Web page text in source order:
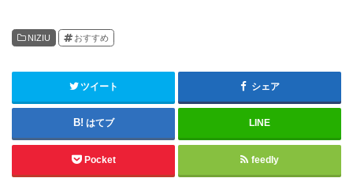
NIZIU おすすめ
ツイート シェア
はてブ LINE
Pocket feedly